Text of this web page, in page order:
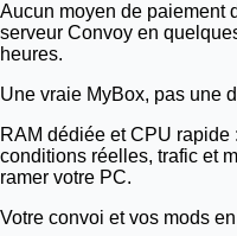
Aucun moyen de paiement
serveur Convoy en
heures.
Une vraie MyBox, pas une
RAM dédiée et CPU rapide
conditions réelles, trafic et
ramer votre PC.
Votre convoi et vos mods